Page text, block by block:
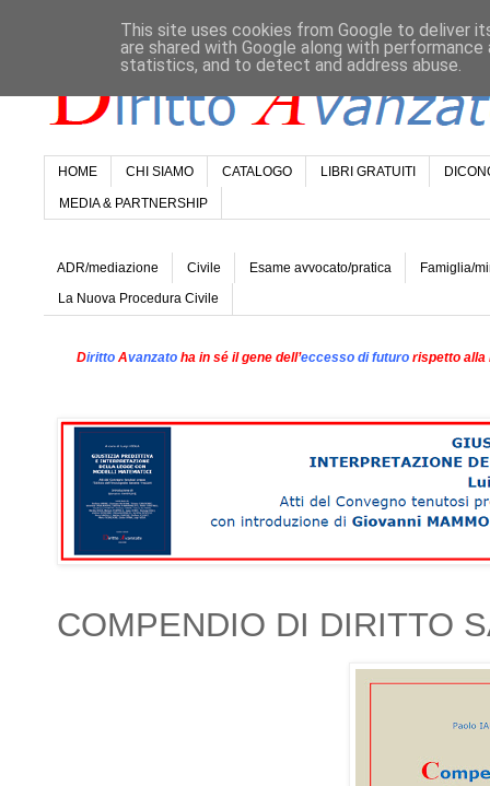
HOME CHI SIAMO CATALOGO LIBRI GRATUITI
MEDIA & PARTNERSHIP
ADR/mediazione Civile Esame avvocato/pratica Famiglia/
La Nuova Procedura Civile
Diritto Avanzato ha in sé il gene dell’eccesso di futuro rispetto alla
COMPENDIO DI DIRITTO
This site uses cookies from Google to deliver
are shared with Google along with
statistics, and to detect and address abuse.